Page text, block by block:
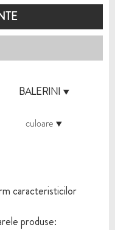
BALERINI
culoare
caracteristicilor
produse: